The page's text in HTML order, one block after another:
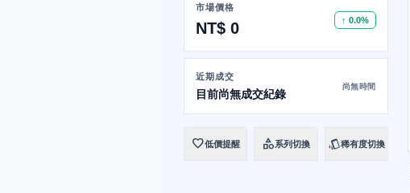
市場價格
NT$ 0 ↑ 0.0%
近期成交
目前尚無成交紀錄
尚無時間
favorite低價提醒 category系列切換 style稀有度切換